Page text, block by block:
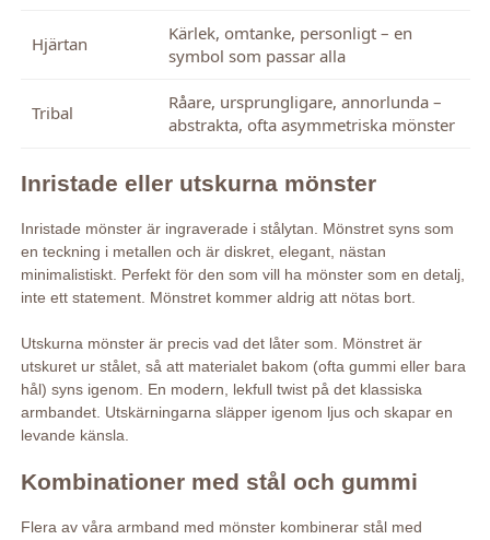
Hjärtan
Kärlek, omtanke, personligt – en
symbol som passar alla
Tribal
Råare, ursprungligare, annorlunda –
abstrakta, ofta asymmetriska mönster
Inristade eller utskurna mönster
Inristade mönster är ingraverade i stålytan. Mönstret syns som
en teckning i metallen och är diskret, elegant, nästan
minimalistiskt. Perfekt för den som vill ha mönster som en detalj,
inte ett statement. Mönstret kommer aldrig att nötas bort.
Utskurna mönster är precis vad det låter som. Mönstret är
utskuret ur stålet, så att materialet bakom (ofta gummi eller bara
hål) syns igenom. En modern, lekfull twist på det klassiska
armbandet. Utskärningarna släpper igenom ljus och skapar en
levande känsla.
Kombinationer med stål och gummi
Flera av våra armband med mönster kombinerar stål med